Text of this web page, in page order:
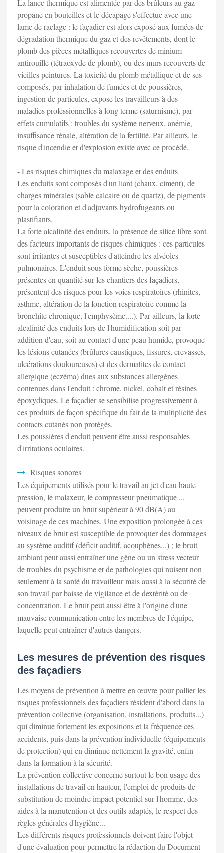
La lance thermique est alimentée par des brûleurs au gaz
propane en bouteilles et le décapage s'effectue avec une
lame de raclage : le façadier est alors exposé aux fumées de
dégradation thermique du gaz et des revêtements, dont le
plomb des pièces métalliques recouvertes de minium
antirouille (tétraoxyde de plomb), ou des murs recouverts de
vieilles peintures. La toxicité du plomb métallique et de ses
composés, par inhalation de fumées et de poussières,
ingestion de particules, expose les travailleurs à des
maladies professionnelles à long terme (saturnisme), par
effets cumulatifs : troubles du système nerveux, anémie,
insuffisance rénale, altération de la fertilité. Par ailleurs, le
risque d'incendie et d'explosion existe avec ce procédé.
- Les risques chimiques du malaxage et des enduits
Les enduits sont composés d'un liant (chaux, ciment), de
charges minérales (sable calcaire ou de quartz), de pigments
pour la coloration et d'adjuvants hydrofugeants ou
plastifiants.
La forte alcalinité des enduits, la présence de silice libre sont
des facteurs importants de risques chimiques : ces particules
sont irritantes et susceptibles d'atteindre les alvéoles
pulmonaires. L'enduit sous forme sèche, poussières
présentes en quantité sur les chantiers des façadiers,
présentent des risques pour les voies respiratoires (rhinites,
asthme, altération de la fonction respiratoire comme la
bronchite chronique, l'emphysème....). Par ailleurs, la forte
alcalinité des enduits lors de l'humidification soit par
addition d'eau, soit au contact d'une peau humide, provoque
les lésions cutanées (brûlures caustiques, fissures, crevasses,
ulcérations douloureuses) et des dermatites de contact
allergique (eczéma) dues aux substances allergènes
contenues dans l'enduit : chrome, nickel, cobalt et résines
époxydiques. Le façadier se sensibilise progressivement à
ces produits de façon spécifique du fait de la multiplicité des
contacts cutanés non protégés.
Les poussières d'enduit peuvent être aussi responsables
d'irritations oculaires.
Risques sonores
Les équipements utilisés pour le travail au jet d'eau haute
pression, le malaxeur, le compresseur pneumatique ...
peuvent produire un bruit supérieur à 90 dB(A) au
voisinage de ces machines. Une exposition prolongée à ces
niveaux de bruit est susceptible de provoquer des dommages
au système auditif (déficit auditif, acouphènes...) ; le bruit
ambiant peut aussi entraîner une gêne ou un stress vecteur
de troubles du psychisme et de pathologies qui nuisent non
seulement à la santé du travailleur mais aussi à la sécurité de
son travail par baisse de vigilance et de dextérité ou de
concentration. Le bruit peut aussi être à l'origine d'une
mauvaise communication entre les membres de l'équipe,
laquelle peut entraîner d'autres dangers.
Les mesures de prévention des risques
des façadiers
Les moyens de prévention à mettre en œuvre pour pallier les
risques professionnels des façadiers résident d'abord dans la
prévention collective (organisation, installations, produits...)
qui diminue fortement les expositions et la fréquence ces
accidents, puis dans la prévention individuelle (équipements
de protection) qui en diminue nettement la gravité, enfin
dans la formation à la sécurité.
La prévention collective concerne surtout le bon usage des
installations de travail en hauteur, l'emploi de produits de
substitution de moindre impact potentiel sur l'homme, des
aides à la manutention et des outils adaptés, le respect des
règles générales d'hygiène...
Les différents risques professionnels doivent faire l'objet
d'une évaluation pour permettre la rédaction du Document